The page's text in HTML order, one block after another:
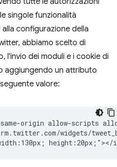
singole funzionalità
configurazione della
abbiamo scelto di
l'invio dei moduli e i cookie di
aggiungendo un attributo
valore:
same-origin allow-scripts
widgets/